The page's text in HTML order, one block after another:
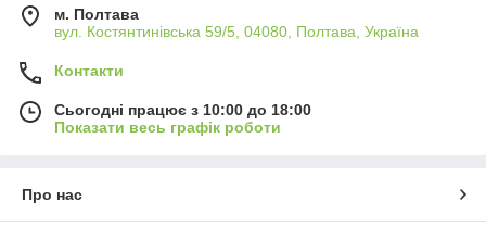
м. Полтава
вул. Костянтинівська 59/5, 04080, Полтава, Україна
Контакти
Сьогодні працює з 10:00 до 18:00
Показати весь графік роботи
Про нас